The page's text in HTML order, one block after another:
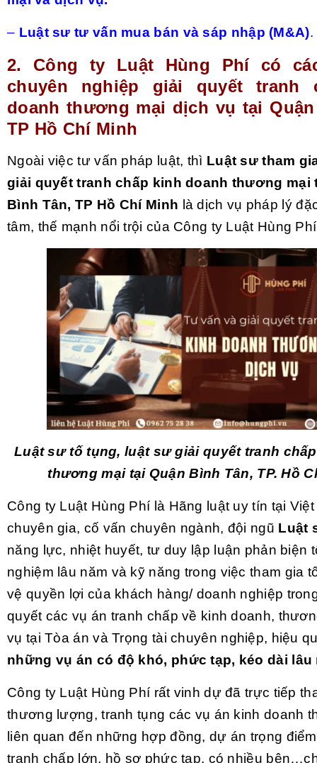
– Luật sư tư vấn mua bán và sáp nhập (M&A).
2. Công ty Luật Hùng Phí có
chuyên nghiệp giải quyết tranh
doanh thương mại dịch vụ tại
TP Hồ Chí Minh
Ngoài việc tư vấn pháp luật, thì Luật sư tham
giải quyết tranh chấp kinh doanh thương mại
Bình Tân, TP Hồ Chí Minh là dịch vụ pháp lý
tâm, thế mạnh nổi trội của Công ty Luật Hùng
Luật sư tố tụng, luật sư giải quyết tranh
thương mại tại Quận Bình Tân, TP. Hồ
Công ty Luật Hùng Phí là Hãng luật uy tín tại
chuyên gia, cố vấn chuyên ngành, đội ngũ Luật
năng lực, nhiệt huyết, tư duy lập luận phản biện
nghiệm lâu năm và kỹ năng trong việc tham gia
vệ quyền lợi của khách hàng/ doanh nghiệp
quyết các vụ án tranh chấp về kinh doanh,
vụ tại Tòa án và Trọng tài chuyên nghiệp, hiệu
những vụ án có độ khó, phức tạp, kéo dài lâu
Công ty Luật Hùng Phí rất vinh dự đã trực tiếp
thương lượng, tranh tụng các vụ án kinh doanh
liên quan đến những hợp đồng, dự án trọng
tranh chấp lớn, hồ sơ phức tạp, có nhiều